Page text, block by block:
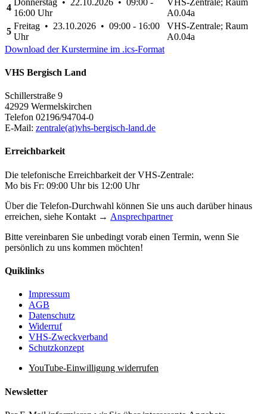
4
16:00 Uhr
A0.04a
5
Freitag • 23.10.2026 • 09:00 - 16:00
Uhr
VHS-Zentrale; Raum
A0.04a
Download der Kurstermine im .ics-Format
VHS Bergisch Land
Schillerstraße 9
42929 Wermelskirchen
Telefon 02196/94704-0
E-Mail: zentrale(at)vhs-bergisch-land.de
Erreichbarkeit
Die telefonische Erreichbarkeit der VHS-Zentrale:
Mo bis Fr: 09:00 Uhr bis 12:00 Uhr
Über die Telefon-Durchwahl können Sie uns auch darüber hinaus
erreichen, siehe Kontakt → Ansprechpartner
Bitte vereinbaren Sie unbedingt vorab einen Termin, wenn Sie
persönlich zu uns kommen möchten!
Quiklinks
Impressum
AGB
Datenschutz
Widerruf
VHS-Zweckverband
Schutzkonzept
YouTube-Einwilligung widerrufen
Newsletter